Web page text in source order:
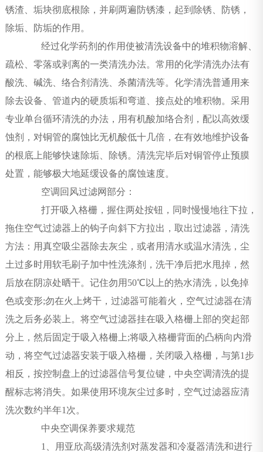
锈渣、垢块彻底根除，并刷两遍防锈漆，起到除锈、防锈，
除垢、防垢的作用。
经过化学药剂的作用使被清洗设备中的堆积物溶解、
疏松、零落或剥离的一类清洗办法。常用的化学清洗办法有
酸洗、碱洗、络合剂清洗、杀菌清洗等。化学清洗普通用来
除去设备、管道内的硬质垢和弯道、接点处的堆积物。采用
专业单台循环清洗的办法，用有机酸加络合剂，配以高效缓
蚀剂，对铜管的腐蚀比无机酸低十几倍，在有效地维护设备
的根底上能够快速除垢、除锈。清洗完毕后对铜管停止预膜
处置，能够极大地延缓设备的腐蚀速度。
空调回风过滤网部分：
打开吸入格栅，握住两处按钮，同时慢慢地往下拉，
拖住空气过滤器上的钩子向斜下方拉出，取出过滤器，清洗
方法：用真空吸尘器除去灰尘，或者用清水或温水清洗，尘
土过多时用软毛刷子加中性洗涤剂，洗干净后把水甩掉，然
后放在阴凉处晒干。记住勿用50℃以上的热水清洗，以免掉
色或变形;勿在火上烤干，过滤器可能着火，空气过滤器在清
洗之后务必装上。将空气过滤器挂在吸入格栅上部的突起部
分上，然后固定于吸入格栅上;将吸入格栅背面的凸柄向内滑
动，将空气过滤器安装于吸入格栅，关闭吸入格栅，与第1步
相反，按控制盘上的过滤器信号复位键，中央空调清洗的提
醒标志将消失。如果使用环境灰尘过多时，空气过滤器应清
洗次数约半年1次。
中央空调保养要求规范
1、用亚欣高级清洗剂对蒸发器和冷凝器清洗和进行